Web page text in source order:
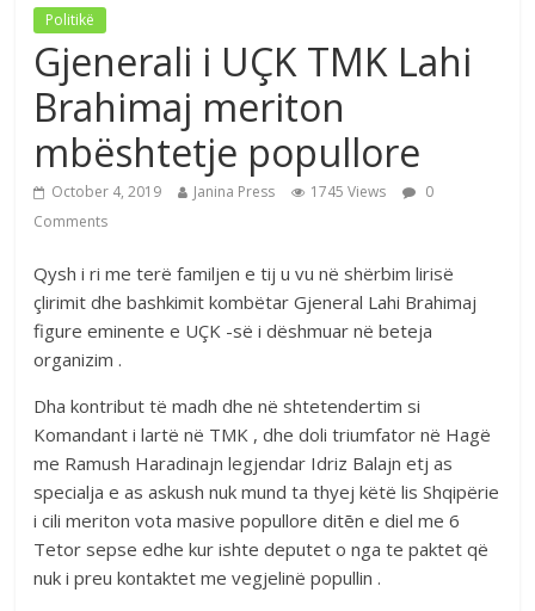
Politikë
Gjenerali i UÇK TMK Lahi
Brahimaj meriton
mbështetje popullore
October 4, 2019 Janina Press 1745 Views
0
Comments
Qysh i ri me terë familjen e tij u vu në shërbim lirisë
çlirimit dhe bashkimit kombëtar Gjeneral Lahi Brahimaj
figure eminente e UÇK -së i dëshmuar në beteja
organizim .
Dha kontribut të madh dhe në shtetendertim si
Komandant i lartë në TMK , dhe doli triumfator në Hagë
me Ramush Haradinajn legjendar Idriz Balajn etj as
specialja e as askush nuk mund ta thyej këtë lis Shqipërie
i cili meriton vota masive popullore ditēn e diel me 6
Tetor sepse edhe kur ishte deputet o nga te paktet që
nuk i preu kontaktet me vegjelinë popullin .